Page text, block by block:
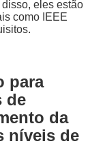
eles estão
como IEEE
para
de
da
níveis de